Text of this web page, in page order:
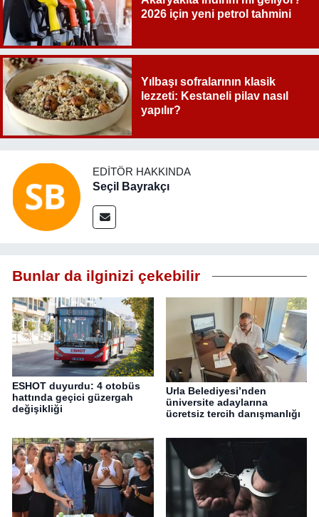
2026 için yeni petrol tahmini
Yılbaşı sofralarının klasik
lezzeti: Kestaneli pilav nasıl
yapılır?
EDITÖR HAKKINDA
Seçil Bayrakçı
Bunlar da ilginizi çekebilir
ESHOT duyurdu: 4 otobüs
hattında geçici güzergah
değişikliği
Urla Belediyesi’nden
üniversite adaylarına
ücretsiz tercih danışmanlığı